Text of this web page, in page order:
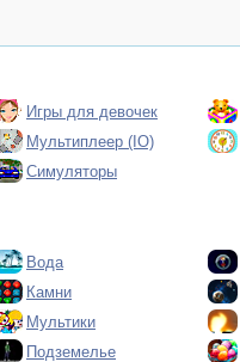
Игры для девочек
Мультиплеер (IO)
Симуляторы
Вода
Камни
Мультики
Подземелье